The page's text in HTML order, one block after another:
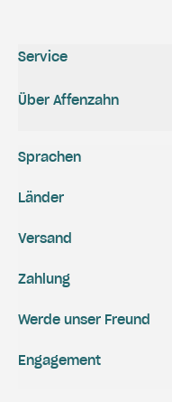
Service
Über Affenzahn
Versand
Zahlung
Engagement
Werde unser Freund
Sprachen
Länder